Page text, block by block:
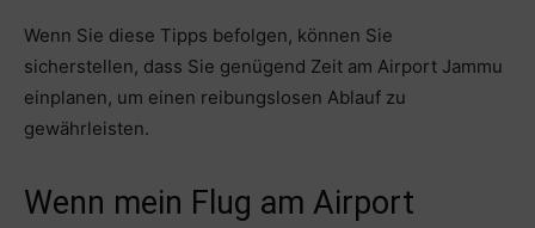
Wenn Sie diese Tipps befolgen, können Sie
sicherstellen, dass Sie genügend Zeit am Airport Jammu
einplanen, um einen reibungslosen Ablauf zu
gewährleisten.
Wenn mein Flug am Airport